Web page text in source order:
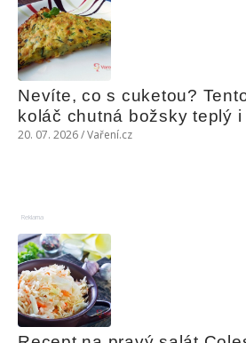
Nevíte, co s cuketou?
koláč chutná božsky teplý
20. 07. 2026 / Vaření.cz
Reklama